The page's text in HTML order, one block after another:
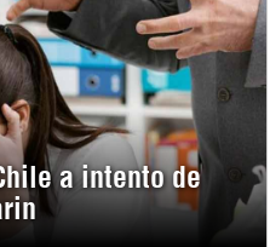
a intento de